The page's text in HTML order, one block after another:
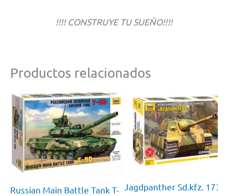
!!!! CONSTRUYE TU SUEÑO!!!!
Productos relacionados
Russian Main Battle Tank T-
Jagdpanther Sd.kfz. 173